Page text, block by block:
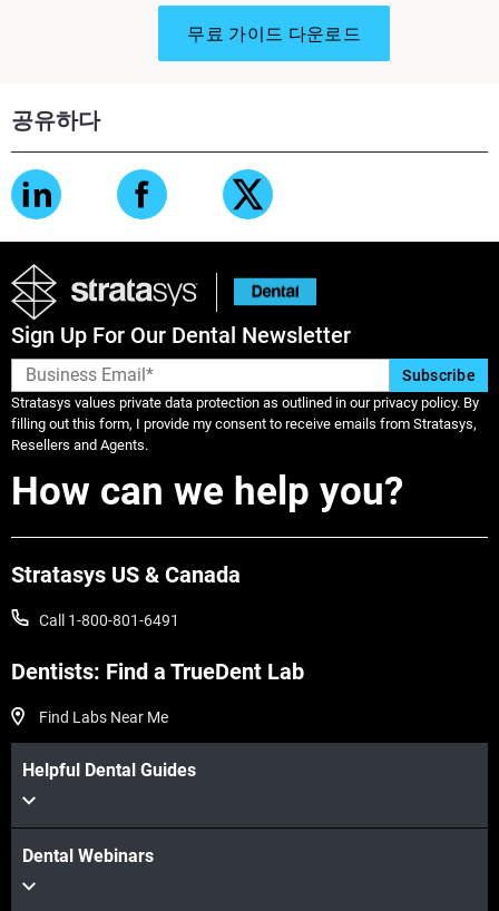
무료 가이드 다운로드
공유하다
Sign Up For Our Dental Newsletter
Stratasys values private data protection as outlined in our privacy policy. By
filling out this form, I provide my consent to receive emails from Stratasys,
Resellers and Agents.
How can we help you?
Stratasys US & Canada
Call 1-800-801-6491
Dentists: Find a TrueDent Lab
Find Labs Near Me
Helpful Dental Guides
Dental Webinars